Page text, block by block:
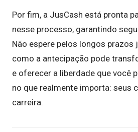
Por fim, a JusCash está pronta
nesse processo, garantindo
Não espere pelos longos prazos
como a antecipação pode
e oferecer a liberdade que você
no que realmente importa: seus
carreira.